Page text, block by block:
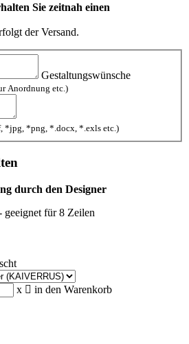
Sie zeitnah einen
der Versand.
Gestaltungswünsche
Anordnung etc.)
*jpg, *png, *.docx, *.exls etc.)
durch den Designer
x
in den Warenkorb